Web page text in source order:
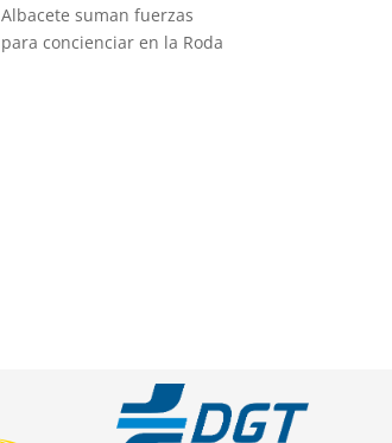
Albacete suman fuerzas
para concienciar en la Roda